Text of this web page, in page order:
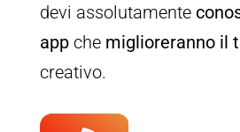
devi assolutamente
appche miglioreranno il
creativo.